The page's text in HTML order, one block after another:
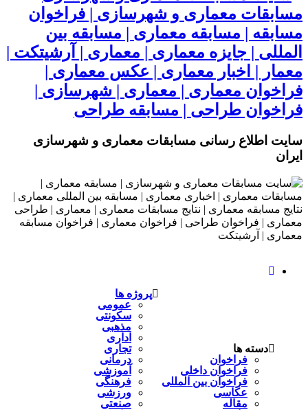
مسابقات معماری و شهرسازی | فراخوان
مسابقه | مسابقه معماری | مسابقه بین
المللی | جایزه معماری | معماری | آرشیتکت |
معمار | اخبار معماری | عکس معماری |
فراخوان معماری | معماری | شهرسازی |
فراخوان طراحی | مسابقه طراحی
سایت اطلاع رسانی مسابقات معماری و شهرسازی
ایران
دسته ها
فراخوان
فراخوان داخلی
فراخوان بین المللی
عکاسی
مقاله
پروژه ها
عمومی
سکونتی
مذهبی
اداری
تجاری
درمانی
آموزشی
فرهنگی
ورزشی
صنعتی